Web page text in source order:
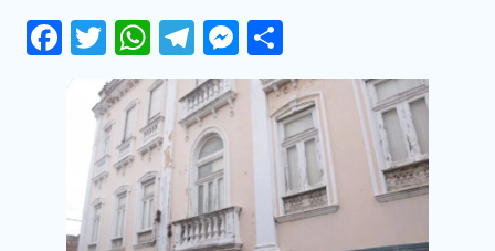
Facebook
Twitter
WhatsApp
Telegram
Messenger